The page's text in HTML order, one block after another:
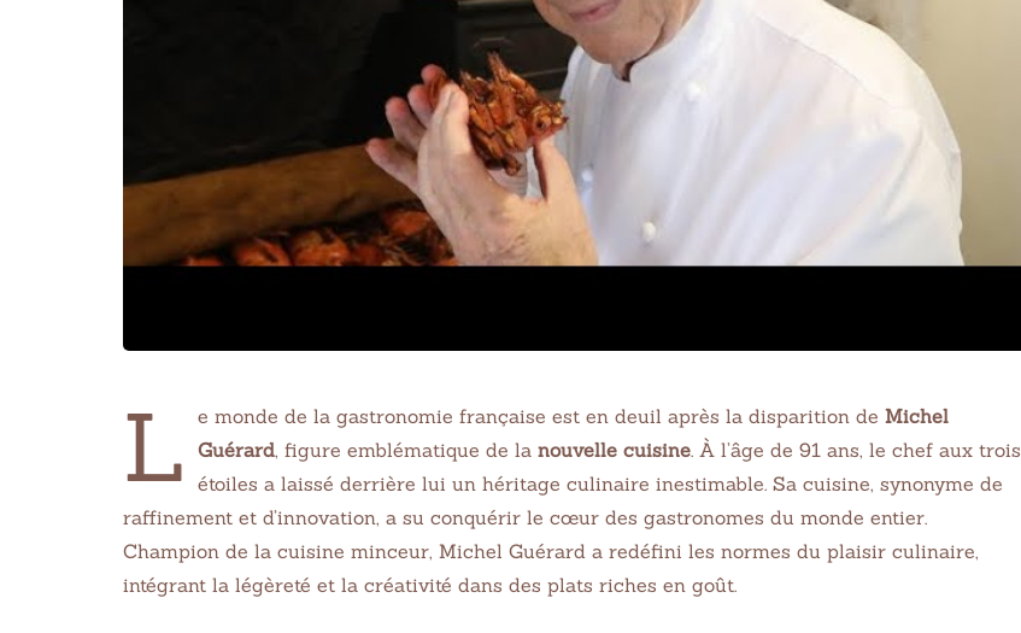
L e monde de la gastronomie française est en deuil après la disparition de Michel
Guérard, figure emblématique de la nouvelle cuisine. À l’âge de 91 ans, le chef aux trois
étoiles a laissé derrière lui un héritage culinaire inestimable. Sa cuisine, synonyme de
raffinement et d’innovation, a su conquérir le cœur des gastronomes du monde entier.
Champion de la cuisine minceur, Michel Guérard a redéfini les normes du plaisir culinaire,
intégrant la légèreté et la créativité dans des plats riches en goût.